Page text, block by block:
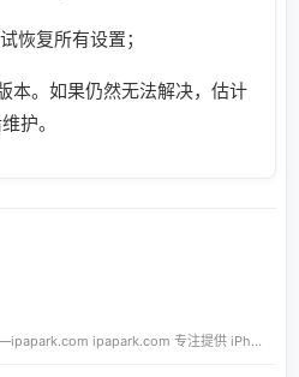
恢复所有设置；
本。如果仍然无法解决，估计
护。
iPA资源一站式下载平台——ipapark.com ipapark.com 专注提供 iPhone、iPad、iPod 软体的 IPA 文件下载服务，覆盖 iOS4 至 iOS16 全系统版本，满足不同机型的用户需求。无论是正版砸壳、开心版软件，还是越狱插件、免费证书，都可在本站快速获取。 核心优势 **全网最全 ip